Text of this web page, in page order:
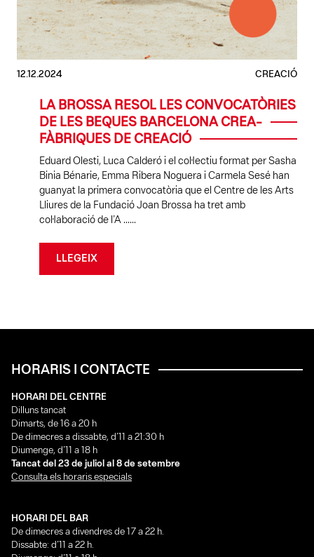
12.12.2024 CREACIÓ
LA BROSSA RESOL LES CONVOCATÒRIES
DE LES BEQUES BARCELONA CREA-
FÀBRIQUES DE CREACIÓ
Eduard Olesti, Luca Calderó i el col·lectiu format per Sasha
Binia Bénarie, Emma Ribera Noguera i Carmela Sesé han
guanyat la primera convocatòria que el Centre de les Arts
Lliures de la Fundació Joan Brossa ha tret amb
col·laboració de l’A ......
LLEGEIX
HORARIS I CONTACTE
HORARI DEL CENTRE
Dilluns tancat
Dimarts, de 16 a 20 h
De dimecres a dissabte, d’11 a 21:30 h
Diumenge, d’11 a 18 h
Tancat del 23 de juliol al 8 de setembre
Consulta els horaris especials
HORARI DEL BAR
De dimecres a divendres de 17 a 22 h.
Dissabte: d’11 a 22 h.